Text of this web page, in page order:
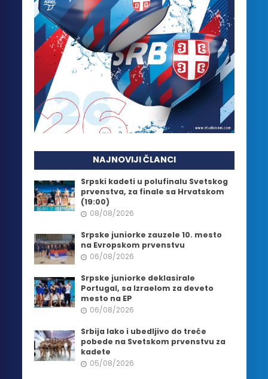
NAJNOVIJI ČLANCI
Srpski kadeti u polufinalu Svetskog
prvenstva, za finale sa Hrvatskom
(19:00)
08/08/2026
Srpske juniorke zauzele 10. mesto
na Evropskom prvenstvu
06/08/2026
Srpske juniorke deklasirale
Portugal, sa Izraelom za deveto
mesto na EP
06/08/2026
Srbija lako i ubedljivo do treće
pobede na Svetskom prvenstvu za
kadete
05/08/2026